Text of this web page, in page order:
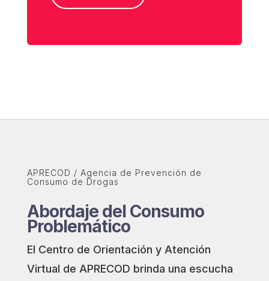
APRECOD / Agencia de Prevención de
Consumo de Drogas
Abordaje del Consumo
Problemático
El Centro de Orientación y Atención
Virtual de APRECOD brinda una escucha